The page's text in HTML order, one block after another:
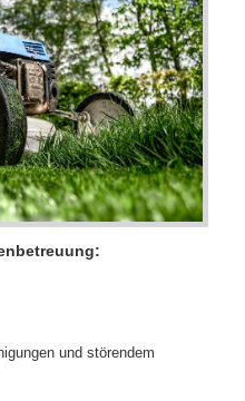
und störendem